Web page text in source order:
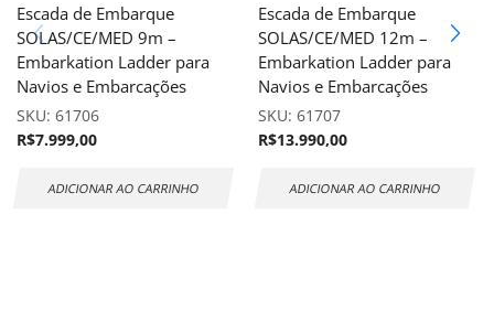
Escada de Embarque
SOLAS/CE/MED 9m –
Embarkation Ladder para
Navios e Embarcações
SKU: 61706
R$7.999,00
ADICIONAR AO CARRINHO
Escada de Embarque
SOLAS/CE/MED 12m –
Embarkation Ladder para
Navios e Embarcações
SKU: 61707
R$13.990,00
ADICIONAR AO CARRINHO